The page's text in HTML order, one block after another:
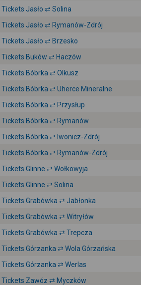
Tickets Jasło ⇄ Solina
Tickets Jasło ⇄ Rymanów-Zdrój
Tickets Jasło ⇄ Brzesko
Tickets Buków ⇄ Haczów
Tickets Bóbrka ⇄ Olkusz
Tickets Bóbrka ⇄ Uherce Mineralne
Tickets Bóbrka ⇄ Przysłup
Tickets Bóbrka ⇄ Rymanów
Tickets Bóbrka ⇄ Iwonicz-Zdrój
Tickets Bóbrka ⇄ Rymanów-Zdrój
Tickets Glinne ⇄ Wołkowyja
Tickets Glinne ⇄ Solina
Tickets Grabówka ⇄ Jabłonka
Tickets Grabówka ⇄ Witryłów
Tickets Grabówka ⇄ Trepcza
Tickets Górzanka ⇄ Wola Górzańska
Tickets Górzanka ⇄ Werlas
Tickets Zawóz ⇄ Myczków